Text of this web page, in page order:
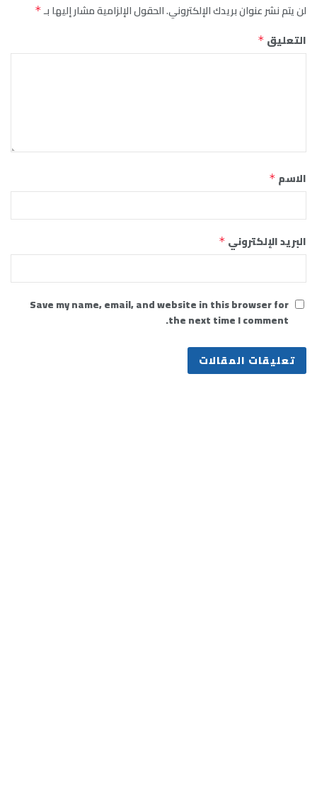
لن يتم نشر عنوان بريدك الإلكتروني.الحقول الإلزامية مشار إليها بـ*
التعليق *
الاسم *
البريد الإلكتروني *
Save my name, email, and website in this browser for
the next time I comment.